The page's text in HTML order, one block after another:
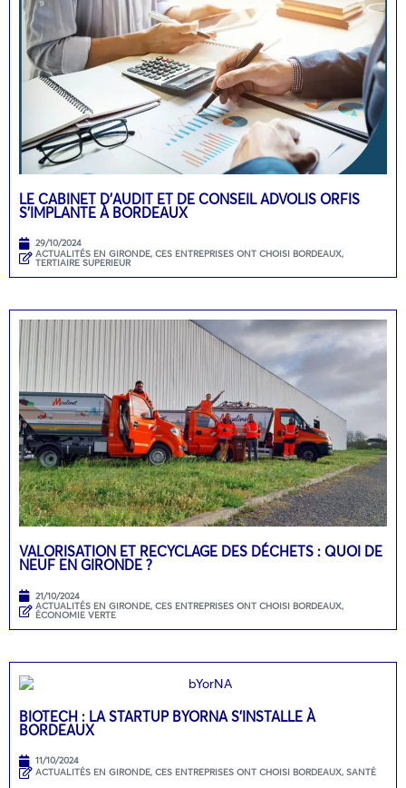
LE CABINET D’AUDIT ET DE CONSEIL ADVOLIS ORFIS
S’IMPLANTE À BORDEAUX
29/10/2024
ACTUALITÉS EN GIRONDE, CES ENTREPRISES ONT CHOISI BORDEAUX,
TERTIAIRE SUPERIEUR
VALORISATION ET RECYCLAGE DES DÉCHETS : QUOI DE
NEUF EN GIRONDE ?
21/10/2024
ACTUALITÉS EN GIRONDE, CES ENTREPRISES ONT CHOISI BORDEAUX,
ÉCONOMIE VERTE
BIOTECH : LA STARTUP BYORNA S’INSTALLE À
BORDEAUX
11/10/2024
ACTUALITÉS EN GIRONDE, CES ENTREPRISES ONT CHOISI BORDEAUX, SANTÉ